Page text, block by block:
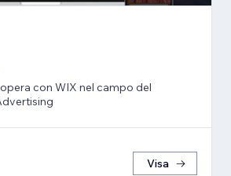
con WIX nel campo del
Visa